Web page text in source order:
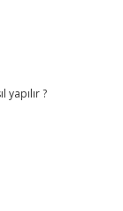
?